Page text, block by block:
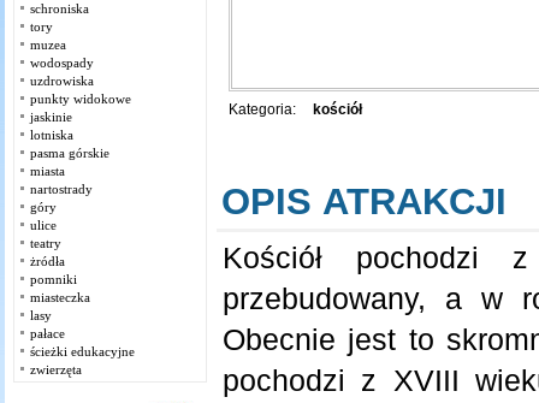
schroniska
tory
muzea
wodospady
uzdrowiska
punkty widokowe
jaskinie
lotniska
pasma górskie
miasta
nartostrady
góry
ulice
teatry
żródła
pomniki
miasteczka
lasy
pałace
ścieżki edukacyjne
zwierzęta
Kategoria: kościół
OPIS ATRAKCJI
Kościół pochodzi
przebudowany, a w
Obecnie jest to
pochodzi z XVIII